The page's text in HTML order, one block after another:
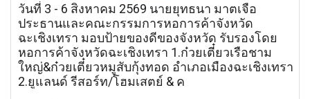
วันที่ 3 - 6 สิงหาคม 2569 นายยุทธนา มาตเจือ
ประธานและคณะกรรมการหอการค้าจังหวัด
ฉะเชิงเทรา มอบป้ายของดีของจังหวัด รับรองโดย
หอการค้าจังหวัดฉะเชิงเทรา 1.ก๋วยเตี๋ยวเรือชาม
ใหญ่&ก๋วยเตี๋ยวหมูสับกุ้งทอด อำเภอเมืองฉะเชิงเทรา
2.ยูแลนด์ รีสอร์ท/โฮมเสตย์ & ค